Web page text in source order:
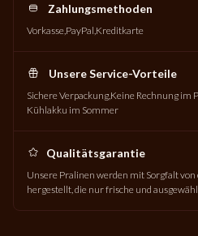
Zahlungsmethoden
Vorkasse PayPal Kreditkarte
Unsere Service-Vorteile
Sichere Verpackung Keine Rechnung im
Kühlakku im Sommer
Qualitätsgarantie
Unsere Pralinen werden mit Sorgfalt
hergestellt, die nur frische und